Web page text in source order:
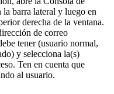
barra lateral y luego en
derecha de la ventana.
de correo
tener (usuario normal,
y selecciona la(s)
Ten en cuenta que
al usuario.